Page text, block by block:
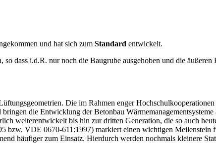
und hat sich zum Standard entwickelt.
dass i.d.R. nur noch die Baugrube ausgehoben und die äußeren
Die im Rahmen enger
die Entwicklung der Betonbau Wärmemanagementsysteme
weiterentwickelt bis hin zur dritten Generation, die so auch
VDE 0670-611:1997) markiert einen wichtigen Meilenstein
häufiger zum Einsatz. Hierdurch werden nochmals kleinere